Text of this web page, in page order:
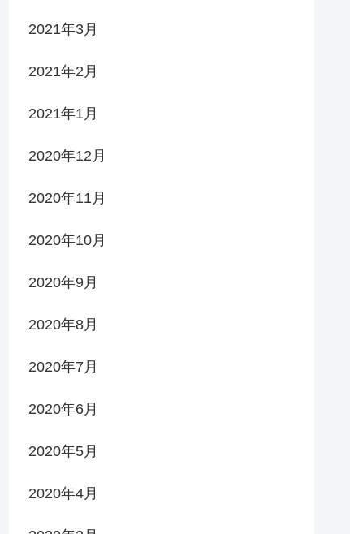
2021年3月
2021年2月
2021年1月
2020年12月
2020年11月
2020年10月
2020年9月
2020年8月
2020年7月
2020年6月
2020年5月
2020年4月